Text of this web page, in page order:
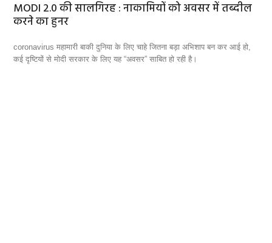
को अवसर में तब्दील
जितना बड़ा अभिशाप बन कर आई हो,
साबित हो रही है।
बैंकॉक के पब में आधी रात को लगी
थाईलैंड की राजधानी बैंकॉक के एक बार में रविवार
की मौत हो गई और 63 घायल हो गए।